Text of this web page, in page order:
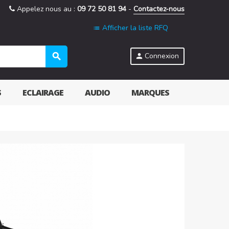
Appelez nous au : 09 72 50 81 94 - Contactez-nous
list Afficher la liste RFQ
search person Connexion
ECLAIRAGE AUDIO MARQUES